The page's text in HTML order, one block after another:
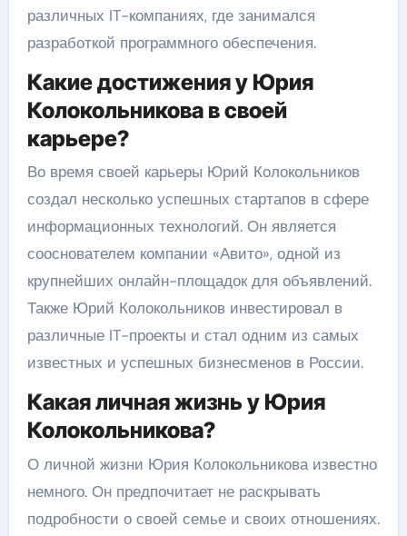
различных IT-компаниях, где занимался
разработкой программного обеспечения.
Какие достижения у Юрия
Колокольникова в своей
карьере?
Во время своей карьеры Юрий Колокольников
создал несколько успешных стартапов в сфере
информационных технологий. Он является
сооснователем компании «Авито», одной из
крупнейших онлайн-площадок для объявлений.
Также Юрий Колокольников инвестировал в
различные IT-проекты и стал одним из самых
известных и успешных бизнесменов в России.
Какая личная жизнь у Юрия
Колокольникова?
О личной жизни Юрия Колокольникова известно
немного. Он предпочитает не раскрывать
подробности о своей семье и своих отношениях.